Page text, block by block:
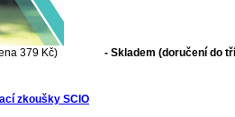
379 Kč)
- Skladem (doručení do
zkoušky SCIO